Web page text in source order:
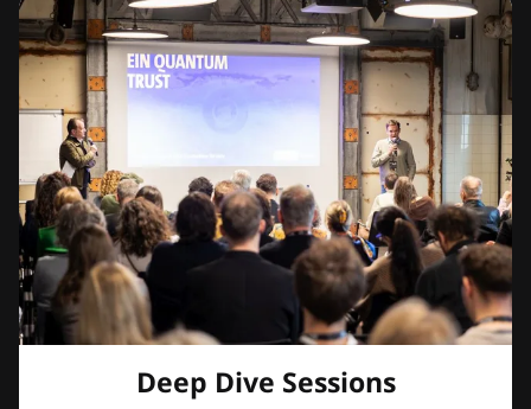
Deep Dive Sessions